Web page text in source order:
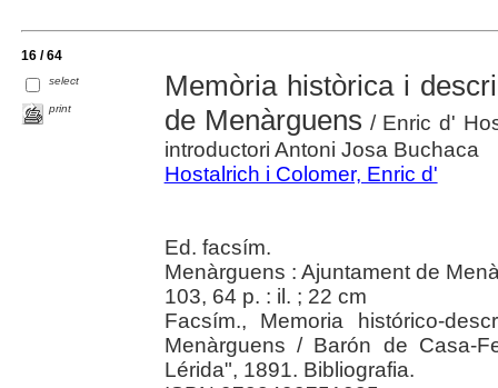
16 / 64
select
print
Memòria històrica i
de Menàrguens / Enric d'
introductori Antoni Josa Buchaca
Hostalrich i Colomer, Enric d'
Ed. facsím.
Menàrguens : Ajuntament de
103, 64 p. : il. ; 22 cm
Facsím., Memoria histórico-
Menàrguens / Barón de Casa-
Lérida", 1891. Bibliografia.